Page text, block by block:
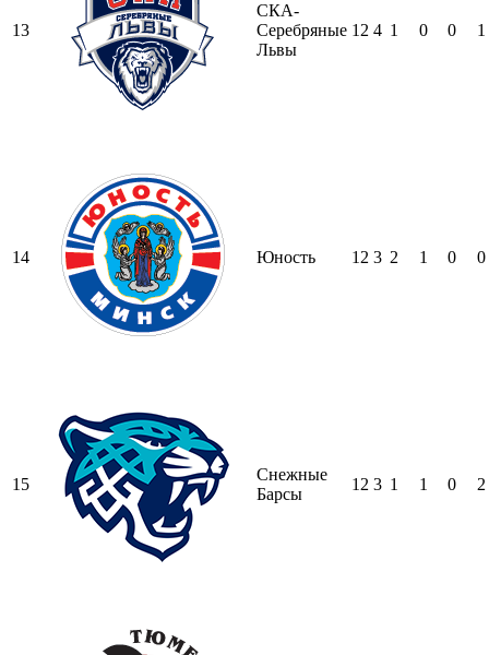
13
СКА-
Серебряные
Львы
12 4 1 0 0 1
14 Юность 12 3 2 1 0 0
15
Снежные
Барсы
12 3 1 1 0 2